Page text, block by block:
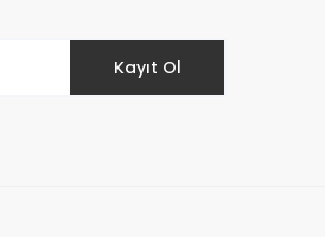
Kayıt Ol